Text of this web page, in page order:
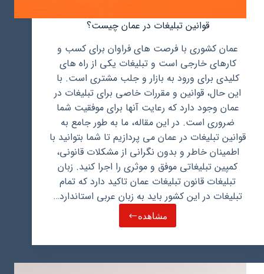
قوانین تبلیغات در عمان چیست؟
عمان کشوری با فرصت های فراوان برای کسب و
کارهای خارجی است و تبلیغات یکی از راه های
کلیدی برای ورود به بازار و جلب مشتری است. با
این حال، قوانین و مقررات خاصی برای تبلیغات در
عمان وجود دارد که رعایت آنها برای موفقیت شما
ضروری است. در این مقاله، ما به طور جامع به
قوانین تبلیغات در عمان می پردازیم تا شما بتوانید با
اطمینان خاطر و بدون نگرانی از مشکلات قانونی،
کمپین تبلیغاتی موفق و موثری را اجرا کنید. زبان
تبلیغات قانون تبلیغات عمان تاکید دارد که تمام
تبلیغات در این کشور باید به زبان عربی استاندارد…
مشاهدهقوانین
در
چیست؟